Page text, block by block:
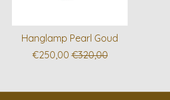
Hanglamp Pearl Goud
€250,00 €320,00